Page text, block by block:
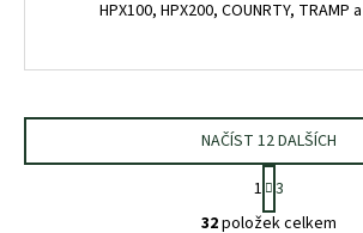
HPX100, HPX200, COUNRTY, TRAMP
O
NAČÍST 12 DALŠÍCH
S
t
r
1 3
32položek celkem